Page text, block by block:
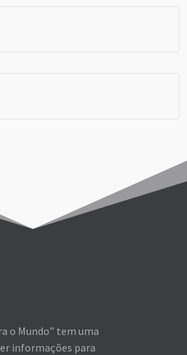
o Mundo” tem uma
informações para